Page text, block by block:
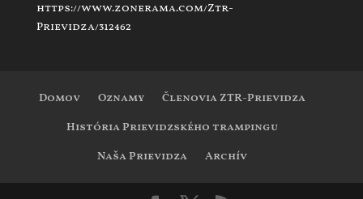
https://www.zonerama.com/Ztr-
Prievidza/312462
Domov Oznamy
Členovia ZTR-Prievidza
História Prievidzského trampingu
Naša Prievidza
Archív